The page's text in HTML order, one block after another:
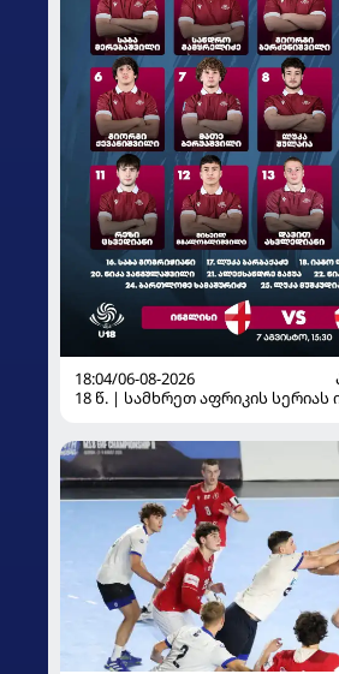
18:04/06-08-2026
18 წ. | სამხრეთ აფრიკის